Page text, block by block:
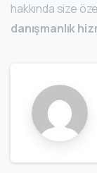
hakkında size
danışmanlık